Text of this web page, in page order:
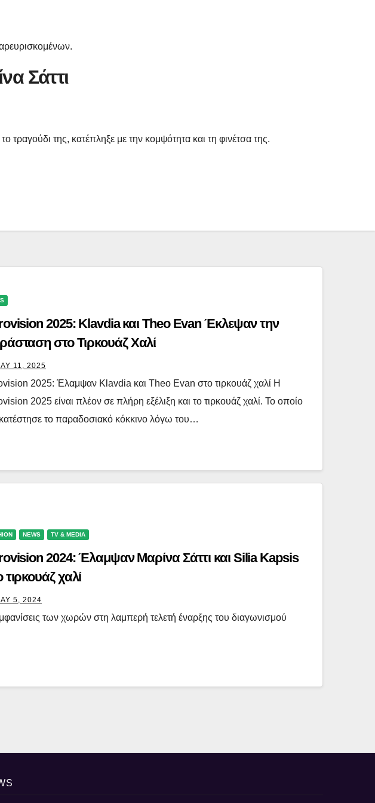
Σάττι
της, κατέπληξε με την κομψότητα και τη φινέτσα της.
2025: Klavdia και Theo Evan Έκλεψαν την
στο Τιρκουάζ Χαλί
11, 2025
2025: Έλαμψαν Klavdia και Theo Evan στο τιρκουάζ χαλί Η
2025 είναι πλέον σε πλήρη εξέλιξη και το τιρκουάζ χαλί. Το οποίο
το παραδοσιακό κόκκινο λόγω του…
NEWS TV & MEDIA
2024: Έλαμψαν Μαρίνα Σάττι και Silia Kapsis
τιρκουάζ χαλί
5, 2024
των χωρών στη λαμπερή τελετή έναρξης του διαγωνισμού